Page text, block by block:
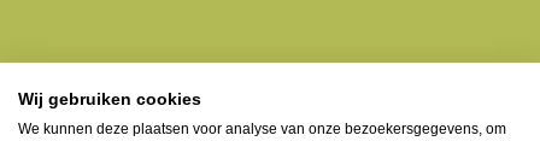
Wij gebruiken cookies
We kunnen deze plaatsen voor analyse van onze bezoekersgegevens, om